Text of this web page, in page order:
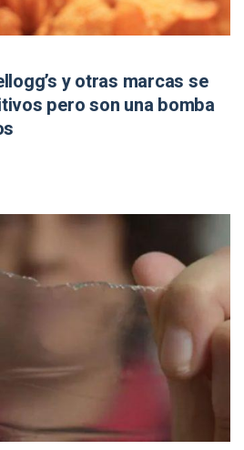
y otras marcas se
pero son una bomba